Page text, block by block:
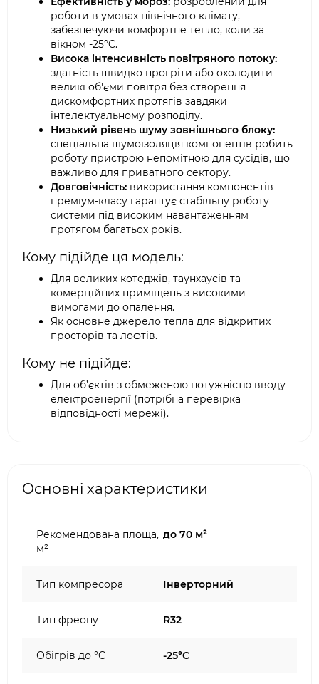
роботи в умовах північного клімату,
забезпечуючи комфортне тепло, коли за
вікном -25°C.
Висока інтенсивність повітряного потоку:
здатність швидко прогріти або охолодити
великі об'єми повітря без створення
дискомфортних протягів завдяки
інтелектуальному розподілу.
Низький рівень шуму зовнішнього блоку:
спеціальна шумоізоляція компонентів робить
роботу пристрою непомітною для сусідів, що
важливо для приватного сектору.
Довговічність: використання компонентів
преміум-класу гарантує стабільну роботу
системи під високим навантаженням
протягом багатьох років.
Кому підійде ця модель:
Для великих котеджів, таунхаусів та
комерційних приміщень з високими
вимогами до опалення.
Як основне джерело тепла для відкритих
просторів та лофтів.
Кому не підійде:
Для об’єктів з обмеженою потужністю вводу
електроенергії (потрібна перевірка
відповідності мережі).
Основні характеристики
Рекомендована площа,
м²
до 70 м²
Тип компресора Інверторний
Тип фреону R32
Обігрів до °C -25°C